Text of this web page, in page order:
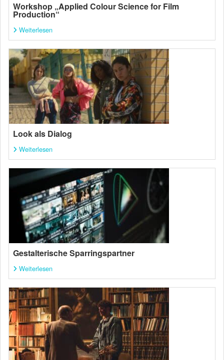
Workshop „Applied Colour Science for Film
Production“
Weiterlesen
Look als Dialog
Weiterlesen
Gestalterische Sparringspartner
Weiterlesen